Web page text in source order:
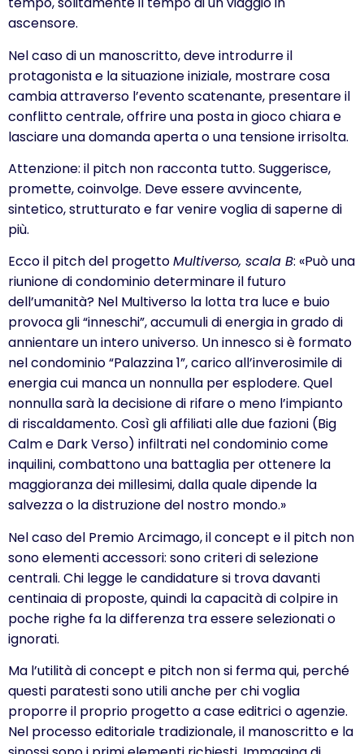
ascensore.
Nel caso di un manoscritto, deve introdurre il
protagonista e la situazione iniziale, mostrare cosa
cambia attraverso l’evento scatenante, presentare il
conflitto centrale, offrire una posta in gioco chiara e
lasciare una domanda aperta o una tensione irrisolta.
Attenzione: il pitch non racconta tutto. Suggerisce,
promette, coinvolge. Deve essere avvincente,
sintetico, strutturato e far venire voglia di saperne di
più.
Ecco il pitch del progettoMultiverso, scala B: «Può una
riunione di condominio determinare il futuro
dell’umanità? Nel Multiverso la lotta tra luce e buio
provoca gli “inneschi”, accumuli di energia in grado di
annientare un intero universo. Un innesco si è formato
nel condominio “Palazzina 1”, carico all’inverosimile di
energia cui manca un nonnulla per esplodere. Quel
nonnulla sarà la decisione di rifare o meno l’impianto
di riscaldamento. Così gli affiliati alle due fazioni (Big
Calm e Dark Verso) infiltrati nel condominio come
inquilini, combattono una battaglia per ottenere la
maggioranza dei millesimi, dalla quale dipende la
salvezza o la distruzione del nostro mondo.»
Nel caso del Premio Arcimago, il concept e il pitch non
sono elementi accessori: sono criteri di selezione
centrali. Chi legge le candidature si trova davanti
centinaia di proposte, quindi la capacità di colpire in
poche righe fa la differenza tra essere selezionati o
ignorati.
Ma l’utilità di concept e pitch non si ferma qui, perché
questi paratesti sono utili anche per chi voglia
proporre il proprio progetto a case editrici o agenzie.
Nel processo editoriale tradizionale, il manoscritto e la